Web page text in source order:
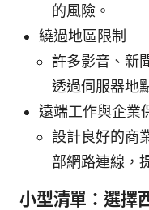
的風險。
繞過地區限制
許多影音、新
透過伺服器地
遠端工作與企業
設計良好的商
部網路連線，
小型清單：選擇